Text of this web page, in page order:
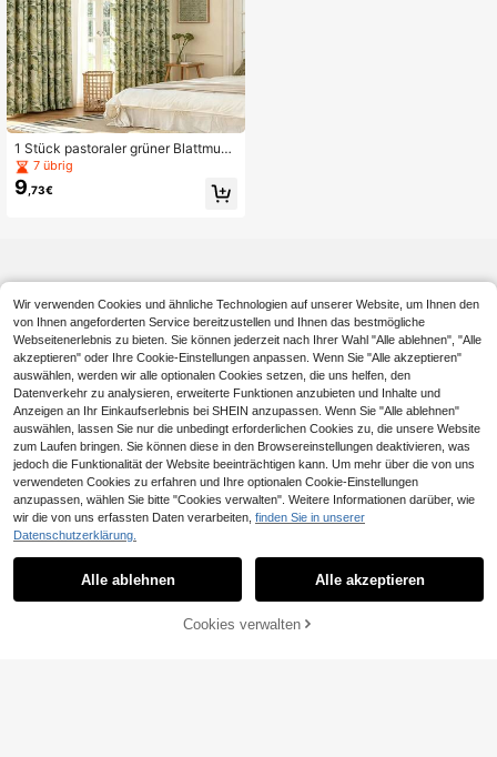
1 Stück pastoraler grüner Blattmust
er Kunststoff Ring Öse Vorhang, wie
derverwendbar, waschbar, geeignet
für Schlafzimmer Wohnzimmer Vint
7 übrig
9 ,73€
ZUM WARENKORB HINZUFÜGEN
Wir verwenden Cookies und ähnliche Technologien auf unserer Website, um Ihnen den
von Ihnen angeforderten Service bereitzustellen und Ihnen das bestmögliche
Webseitenerlebnis zu bieten. Sie können jederzeit nach Ihrer Wahl "Alle ablehnen", "Alle
akzeptieren" oder Ihre Cookie-Einstellungen anpassen. Wenn Sie "Alle akzeptieren"
auswählen, werden wir alle optionalen Cookies setzen, die uns helfen, den
Datenverkehr zu analysieren, erweiterte Funktionen anzubieten und Inhalte und
Anzeigen an Ihr Einkaufserlebnis bei SHEIN anzupassen. Wenn Sie "Alle ablehnen"
auswählen, lassen Sie nur die unbedingt erforderlichen Cookies zu, die unsere Website
zum Laufen bringen. Sie können diese in den Browsereinstellungen deaktivieren, was
jedoch die Funktionalität der Website beeinträchtigen kann. Um mehr über die von uns
verwendeten Cookies zu erfahren und Ihre optionalen Cookie-Einstellungen
anzupassen, wählen Sie bitte "Cookies verwalten". Weitere Informationen darüber, wie
wir die von uns erfassten Daten verarbeiten, finden Sie in unserer
Datenschutzerklärung.
Alle ablehnen Alle akzeptieren
Cookies verwalten